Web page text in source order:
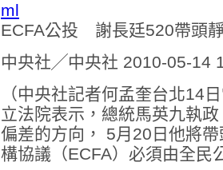
ml
ECFA公投 謝長廷520帶頭
中央社╱中央社 2010-05-14
（中央社記者何孟奎台北14
立法院表示，總統馬英九執
偏差的方向， 5月20日他將
構協議（ECFA）必須由全民